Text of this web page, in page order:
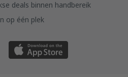
deals binnen handbereik
op één plek